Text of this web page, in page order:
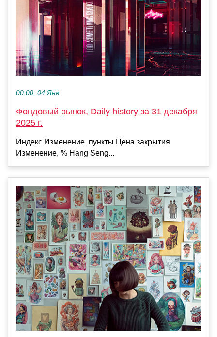
00:00, 04 Янв
Фондовый рынок, Daily history за 31 декабря
2025 г.
Индекс Изменение, пункты Цена закрытия
Изменение, % Hang Seng...